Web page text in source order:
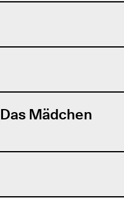
Mädchen